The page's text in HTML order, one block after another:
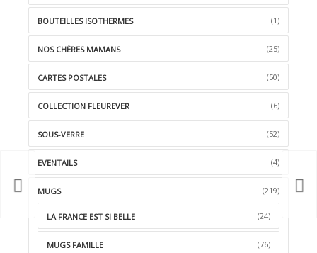
BOUTEILLES ISOTHERMES (1)
NOS CHÈRES MAMANS (25)
CARTES POSTALES (50)
COLLECTION FLEUREVER (6)
SOUS-VERRE (52)
EVENTAILS (4)
MUGS (219)
LA FRANCE EST SI BELLE (24)
MUGS FAMILLE (76)